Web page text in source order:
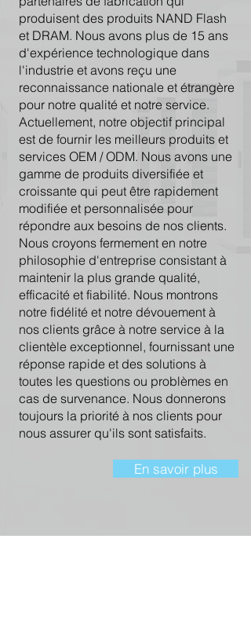
produisent des produits NAND Flash
et DRAM. Nous avons plus de 15 ans
d'expérience technologique dans
l'industrie et avons reçu une
reconnaissance nationale et étrangère
pour notre qualité et notre service.
Actuellement, notre objectif principal
est de fournir les meilleurs produits et
services OEM / ODM. Nous avons une
gamme de produits diversifiée et
croissante qui peut être rapidement
modifiée et personnalisée pour
répondre aux besoins de nos clients.
Nous croyons fermement en notre
philosophie d'entreprise consistant à
maintenir la plus grande qualité,
efficacité et fiabilité. Nous montrons
notre fidélité et notre dévouement à
nos clients grâce à notre service à la
clientèle exceptionnel, fournissant une
réponse rapide et des solutions à
toutes les questions ou problèmes en
cas de survenance. Nous donnerons
toujours la priorité à nos clients pour
nous assurer qu'ils sont satisfaits.
En savoir plus